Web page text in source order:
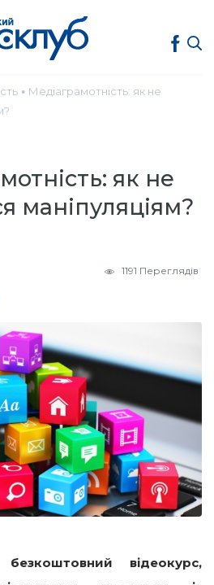
● Медіаграмотність: як не
як не
маніпуляціям?
1191 Переглядів
відеокурс,